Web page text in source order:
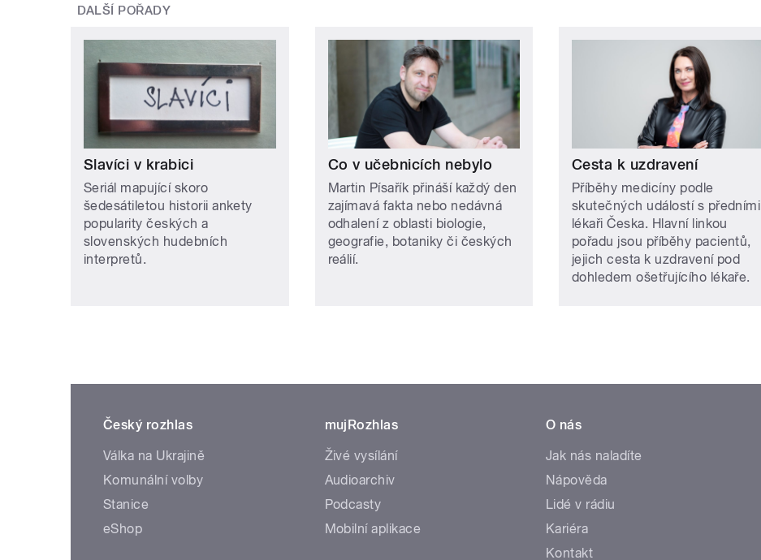
DALŠÍ POŘADY
Slavíci v krabici
Seriál mapující skoro
šedesátiletou historii ankety
popularity českých a
slovenských hudebních
interpretů.
Co v učebnicích nebylo
Martin Písařík přináší každý den
zajímavá fakta nebo nedávná
odhalení z oblasti biologie,
geografie, botaniky či českých
reálií.
Cesta k uzdravení
Příběhy medicíny podle
skutečných událostí s předními
lékaři Česka. Hlavní linkou
pořadu jsou příběhy pacientů,
jejich cesta k uzdravení pod
dohledem ošetřujícího lékaře.
Český rozhlas
Válka na Ukrajině
Komunální volby
Stanice
eShop
mujRozhlas
Živé vysílání
Audioarchiv
Podcasty
Mobilní aplikace
O nás
Jak nás naladíte
Nápověda
Lidé v rádiu
Kariéra
Kontakt